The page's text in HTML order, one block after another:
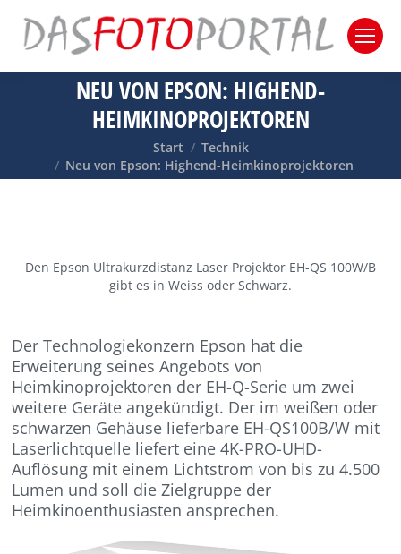
NEU VON EPSON: HIGHEND-
HEIMKINOPROJEKTOREN
Sie befinden sich hier:
Start
Technik
Neu von Epson: Highend-Heimkinoprojektoren
Den Epson Ultrakurzdistanz Laser Projektor EH-QS 100W/B
gibt es in Weiss oder Schwarz.
Der Technologiekonzern Epson hat die
Erweiterung seines Angebots von
Heimkinoprojektoren der EH-Q-Serie um zwei
weitere Geräte angekündigt. Der im weißen oder
schwarzen Gehäuse lieferbare EH-QS100B/W mit
Laserlichtquelle liefert eine 4K-PRO-UHD-
Auflösung mit einem Lichtstrom von bis zu 4.500
Lumen und soll die Zielgruppe der
Heimkinoenthusiasten ansprechen.